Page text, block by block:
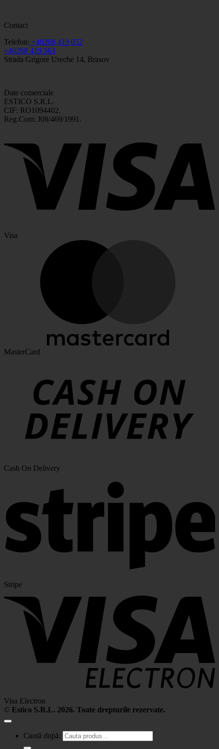
Contact
Telefon: +40268 419 052
+40268 419 563
Strada Grigore Ureche 14, Brasov
Date comerciale
ESTICO S.R.L.
CIF: RO1094402.
Reg.Com: J08/469/1991.
Visa
MasterCard
Cash On Delivery
Stripe
Visa Electron
© Estico S.R.L. 2026. Toate drepturile rezervate.
Caută după: